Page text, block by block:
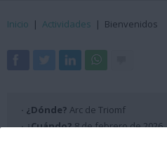
Inicio | Actividades | Bienvenidos
· ¿Dónde? Arc de Triomf
· ¿Cuándo?8 de febrero de 2026